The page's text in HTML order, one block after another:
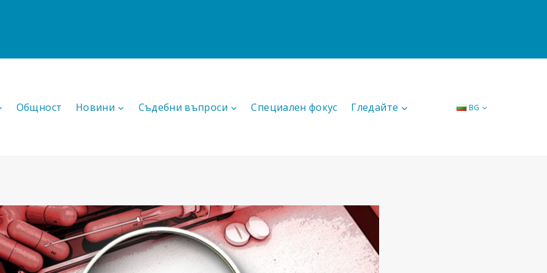
Общност Новини Съдебни въпроси Специален фокус Гледайте BG